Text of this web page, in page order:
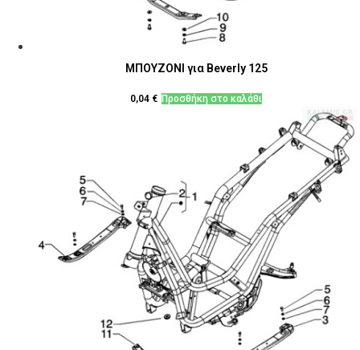
ΜΠΟΥΖΟΝΙ για Beverly 125
0,04 € Προσθήκη στο καλάθι